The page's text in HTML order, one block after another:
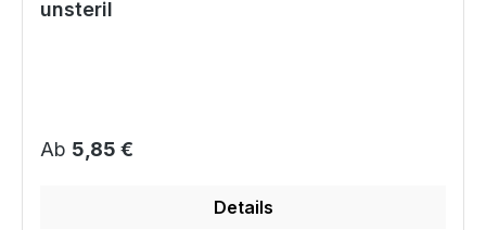
unsteril
Regulärer Preis:
Ab 5,85 €
Details